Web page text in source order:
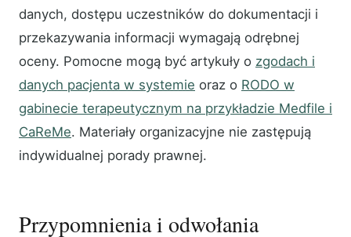
danych, dostępu uczestników do dokumentacji i
przekazywania informacji wymagają odrębnej
oceny. Pomocne mogą być artykuły o zgodach i
danych pacjenta w systemie oraz o RODO w
gabinecie terapeutycznym na przykładzie Medfile i
CaReMe. Materiały organizacyjne nie zastępują
indywidualnej porady prawnej.
Przypomnienia i odwołania